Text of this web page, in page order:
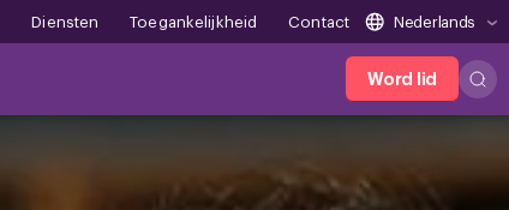
Diensten Toegankelijkheid Contact Nederlands
Word lid